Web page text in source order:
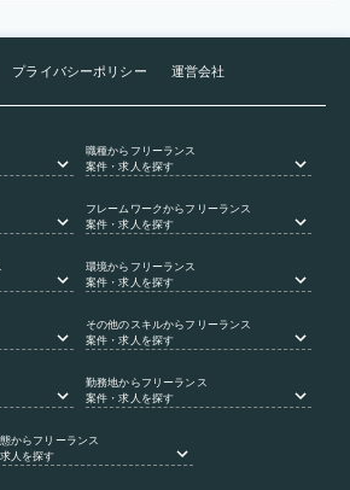
プライバシーポリシー 運営会社
職種からフリーランス
案件・求人を探す
フレームワークからフリーランス
案件・求人を探す
環境からフリーランス
案件・求人を探す
その他のスキルからフリーランス
案件・求人を探す
勤務地からフリーランス
案件・求人を探す
からフリーランス
人を探す